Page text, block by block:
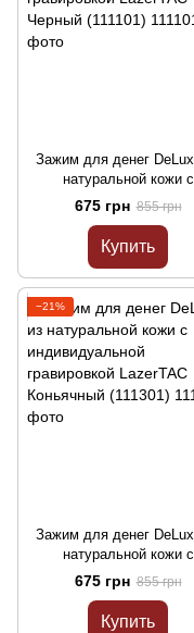
Зажим для денег
натуральной кожи с
индивидуальной
LazerTAC Черный
675 грн 855 грн
Купить
−21%
Зажим для денег
натуральной кожи с
индивидуальной
LazerTAC Коньячный
675 грн 855 грн
Купить